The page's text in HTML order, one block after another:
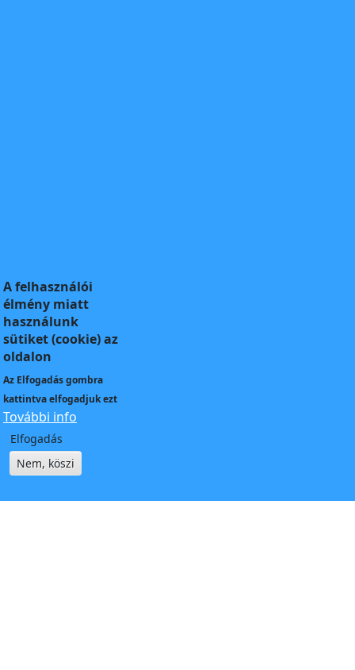
A felhasználói
élmény miatt
használunk
sütiket (cookie) az
oldalon
Az Elfogadásgombra
kattintva elfogadjuk ezt
További info
Elfogadás
Nem, köszi